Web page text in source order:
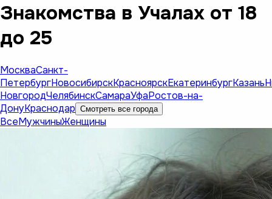
Знакомства в Учалах от 18
до 25
МоскваСанкт-
ПетербургНовосибирскКрасноярскЕкатеринбургКазань
НовгородЧелябинскСамараУфаРостов-на-
ДонуКраснодар Смотреть все города
ВсеМужчиныЖенщины